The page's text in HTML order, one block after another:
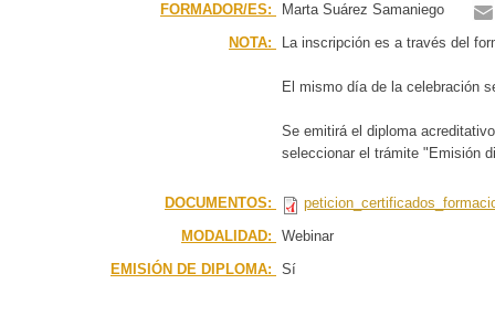
FORMADOR/ES:
Marta Suárez Samaniego
NOTA:
La inscripción es a través del
El mismo día de la celebración
Se emitirá el diploma
seleccionar el trámite "Emisión
DOCUMENTOS:
MODALIDAD:
Webinar
EMISIÓN DE DIPLOMA:
Sí